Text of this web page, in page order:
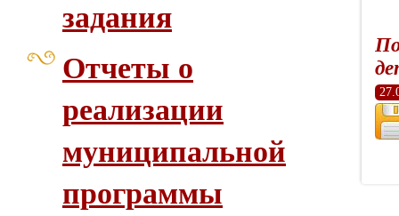
задания
Отчеты о
реализации
муниципальной
программы